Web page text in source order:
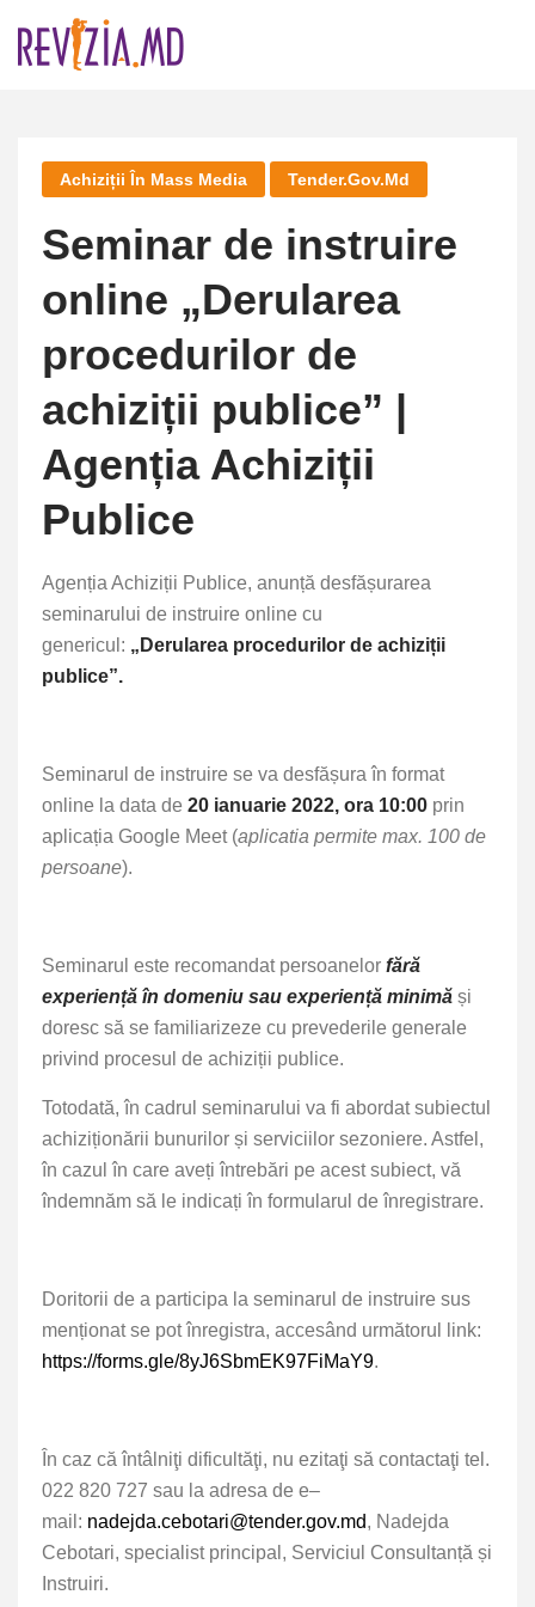
Achiziții În Mass Media Tender.gov.md
Seminar de instruire
online „Derularea
procedurilor de
achiziții publice” |
Agenția Achiziții
Publice
Agenția Achiziții Publice, anunță desfășurarea
seminarului de instruire online cu
genericul: „Derularea procedurilor de achiziții
publice”.
Seminarul de instruire se va desfășura în format
online la data de 20 ianuarie 2022, ora 10:00 prin
aplicația Google Meet (aplicatia permite max. 100 de
persoane).
Seminarul este recomandat persoanelor fără
experiență în domeniu sau experiență minimă și
doresc să se familiarizeze cu prevederile generale
privind procesul de achiziții publice.
Totodată, în cadrul seminarului va fi abordat subiectul
achiziționării bunurilor și serviciilor sezoniere. Astfel,
în cazul în care aveți întrebări pe acest subiect, vă
îndemnăm să le indicați în formularul de înregistrare.
Doritorii de a participa la seminarul de instruire sus
menționat se pot înregistra, accesând următorul link:
https://forms.gle/8yJ6SbmEK97FiMaY9.
În caz că întâlniţi dificultăţi, nu ezitaţi să contactaţi tel.
022 820 727 sau la adresa de e–
mail: nadejda.cebotari@tender.gov.md, Nadejda
Cebotari, specialist principal, Serviciul Consultanță și
Instruiri.